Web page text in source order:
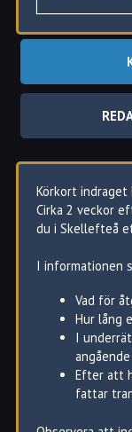
Brännan
Degerbyn
Eriksberg
Medfors
Körkort
Cirka 2 veckor
du i Skellefteå
I informationen
Vad för
Hur lång
I
Efter att
fattar